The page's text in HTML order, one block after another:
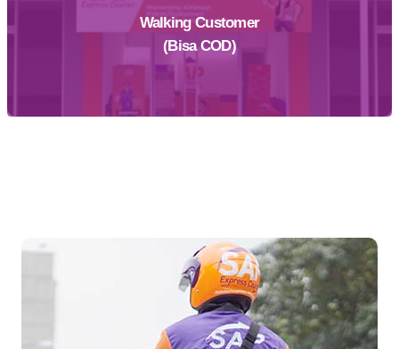
Daftar Sekarang
Walking Customer
(Bisa COD)